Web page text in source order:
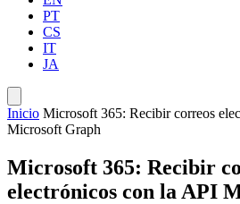
PT
CS
IT
JA
Inicio Microsoft 365: Recibir correos
Microsoft Graph
Microsoft 365: Recibir
electrónicos con la API